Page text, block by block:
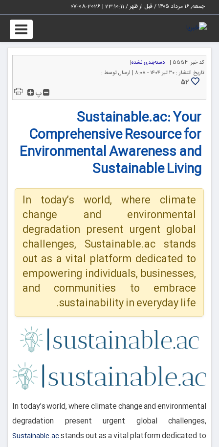
جمعه, ۱۶ مرداد ۱۴۰۵ / قبل از ظهر / 23:10:11
|
2026-08-07
کد خبر: 5554 | دسته‌بندی نشده|
تاریخ انتشار : ۳۰ تیر ۱۴۰۴ - ۸:۰۸ | ارسال توسط :
52
پ
Sustainable.ac: Your
Comprehensive Resource for
Environmental Awareness and
Sustainable Living
In today’s world, where climate
change and environmental
degradation present urgent global
challenges, Sustainable.ac stands
out as a vital platform dedicated to
empowering individuals, businesses,
and communities to embrace
sustainability in everyday life.
In today’s world, where climate change and environmental
degradation present urgent global challenges,
Sustainable.acstands out as a vital platform dedicated to